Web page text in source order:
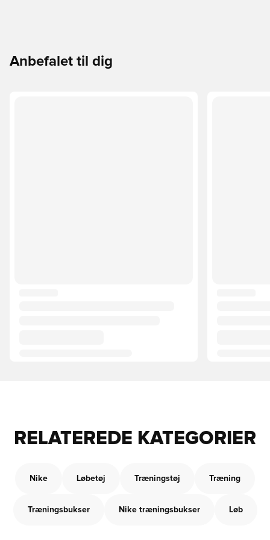
Anbefalet til dig
RELATEREDE KATEGORIER
Nike Løbetøj Træningstøj Træning
Træningsbukser Nike træningsbukser Løb